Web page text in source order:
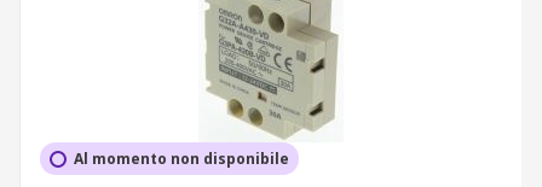
Al momento non disponibile